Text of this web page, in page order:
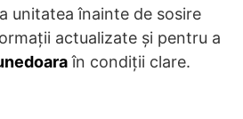
unitatea înainte de sosire
actualizate și pentru a
în condiții clare.